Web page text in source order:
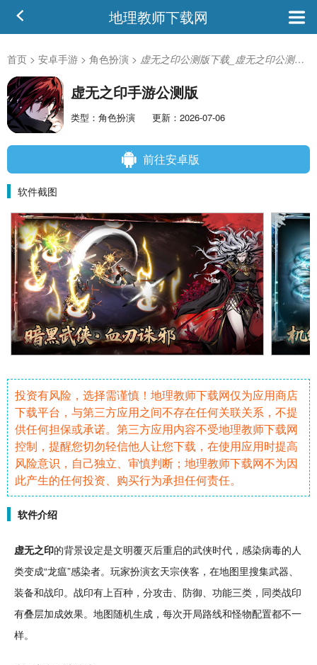
地理教师下载网
首页 > 安卓手游 > 角色扮演 > 虚无之印公测版下载_虚无之印公测版安卓版
虚无之印手游公测版
类型：角色扮演 更新：2026-07-06
前往安卓版
软件截图
投资有风险，选择需谨慎！地理教师下载网仅为应用商店
下载平台，与第三方应用之间不存在任何关联关系，不提
供任何担保或承诺。第三方应用内容不受地理教师下载网
控制，提醒您切勿轻信他人让您下载，在使用应用时提高
风险意识，自己独立、审慎判断；地理教师下载网不为因
此产生的任何投资、购买行为承担任何责任。
软件介绍
虚无之印的背景设定是文明覆灭后重启的武侠时代，感染病毒的人
类变成“龙瘟”感染者。玩家扮演玄天宗侠客，在地图里搜集武器、
装备和战印。战印有上百种，分攻击、 防御、功能三类，同类战印
有叠层加成效果。地图随机生成，每次开局路线和怪物配置都不一
样。